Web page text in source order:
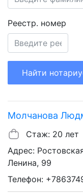
Реестр. номер
Найти
Молчанова
Стаж: 20 лет
Адрес:
Ленина, 99
Телефон: